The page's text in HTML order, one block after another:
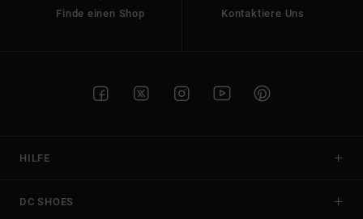
Finde einen Shop Kontaktiere Uns
HILFE
DC SHOES